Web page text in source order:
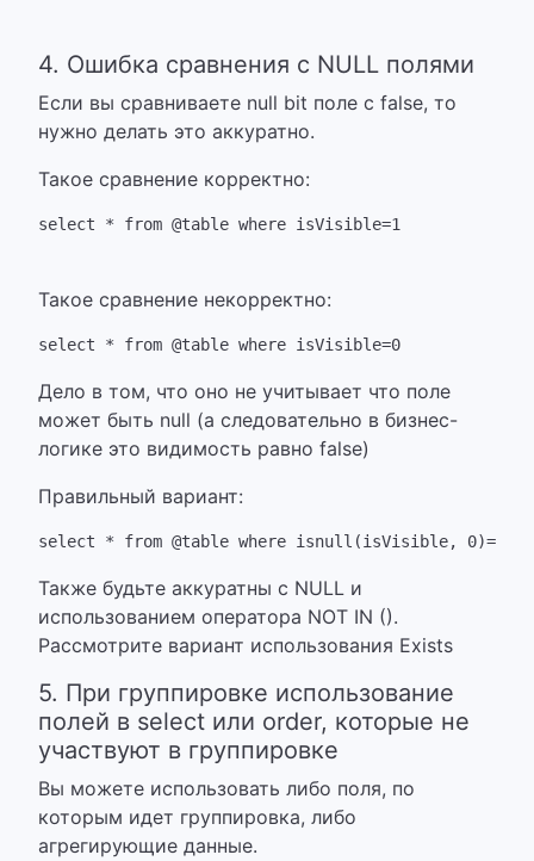
4. Ошибка сравнения с NULL полями
Если вы сравниваете null bit поле с false, то
нужно делать это аккуратно.
Такое сравнение корректно:
select * from @table where isVisible=1
Такое сравнение некорректно:
Дело в том, что оно не учитывает что поле
может быть null (а следовательно в бизнес-
логике это видимость равно false)
Правильный вариант:
select * from @table where isnull(isVisible, 0)=0
Также будьте аккуратны с NULL и
использованием оператора NOT IN ().
Рассмотрите вариант использования Exists
5. При группировке использование
полей в select или order, которые не
участвуют в группировке
Вы можете использовать либо поля, по
которым идет группировка, либо
агрегирующие данные.